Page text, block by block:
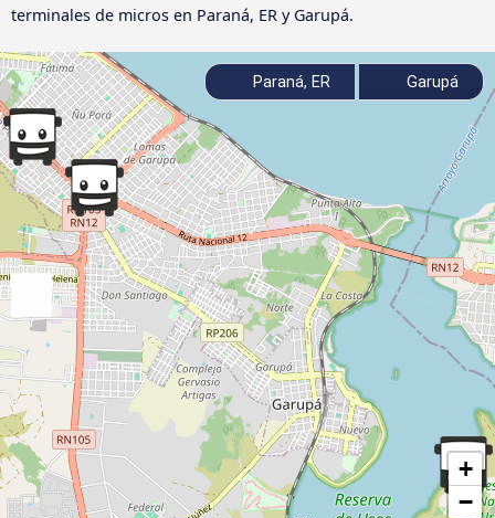
terminales de micros en Paraná, ER y Garupá.
+
−
Paraná, ER Garupá